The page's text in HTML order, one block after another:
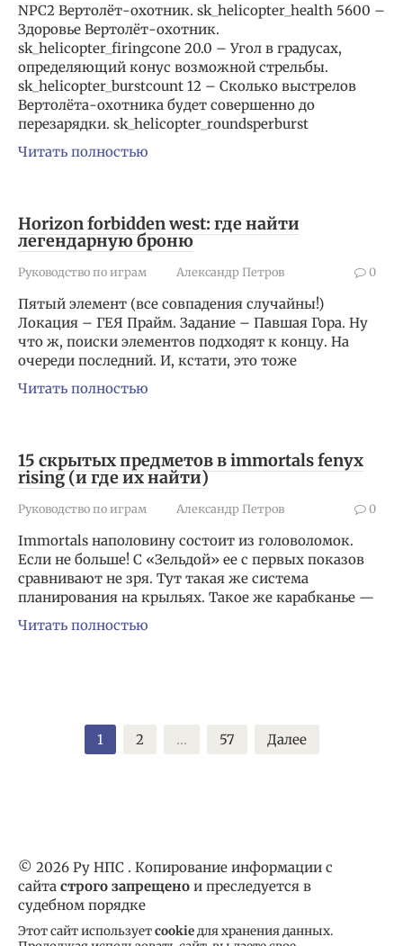
NPC2 Вертолёт-охотник. sk_helicopter_health 5600 –
Здоровье Вертолёт-охотник.
sk_helicopter_firingcone 20.0 – Угол в градусах,
определяющий конус возможной стрельбы.
sk_helicopter_burstcount 12 – Сколько выстрелов
Вертолёта-охотника будет совершенно до
перезарядки. sk_helicopter_roundsperburst
Читать полностью
Horizon forbidden west: где найти
легендарную броню
Руководство по играм Александр Петров 0
Пятый элемент (все совпадения случайны!)
Локация – ГЕЯ Прайм. Задание – Павшая Гора. Ну
что ж, поиски элементов подходят к концу. На
очереди последний. И, кстати, это тоже
Читать полностью
15 скрытых предметов в immortals fenyx
rising (и где их найти)
Руководство по играм Александр Петров 0
Immortals наполовину состоит из головоломок.
Если не больше! С «Зельдой» ее с первых показов
сравнивают не зря. Тут такая же система
планирования на крыльях. Такое же карабканье —
Читать полностью
1 2 … 57 Далее
© 2026 Ру НПС . Копирование информации с
сайта строго запрещено и преследуется в
судебном порядке
Этот сайт используетcookieдля хранения данных.